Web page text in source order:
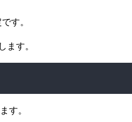
す。
ます。
す。